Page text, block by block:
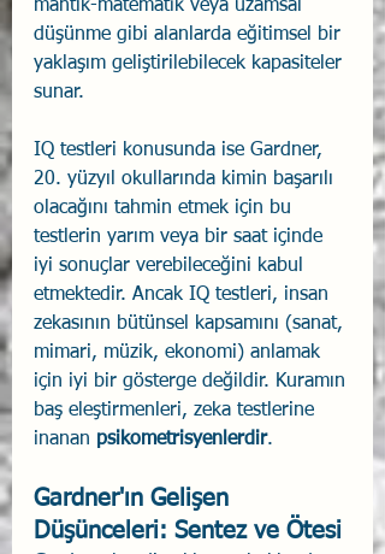
mantık-matematik veya uzamsal
düşünme gibi alanlarda eğitimsel bir
yaklaşım geliştirilebilecek kapasiteler
sunar.
IQ testleri konusunda ise Gardner,
20. yüzyıl okullarında kimin başarılı
olacağını tahmin etmek için bu
testlerin yarım veya bir saat içinde
iyi sonuçlar verebileceğini kabul
etmektedir. Ancak IQ testleri, insan
zekasının bütünsel kapsamını (sanat,
mimari, müzik, ekonomi) anlamak
için iyi bir gösterge değildir. Kuramın
baş eleştirmenleri, zeka testlerine
inanan psikometrisyenlerdir.
Gardner'ın Gelişen
Düşünceleri: Sentez ve Ötesi